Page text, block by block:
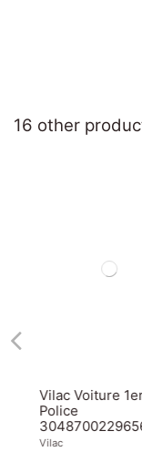
16 other
Vilac Voiture
Police
Vilac